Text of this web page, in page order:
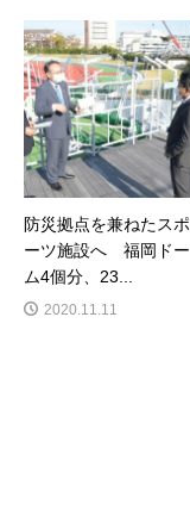
防災拠点を兼ねたスポ
ーツ施設へ 福岡ドー
ム4個分、23...
2020.11.11